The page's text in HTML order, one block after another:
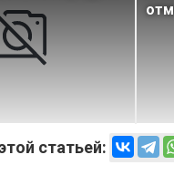
статьей: